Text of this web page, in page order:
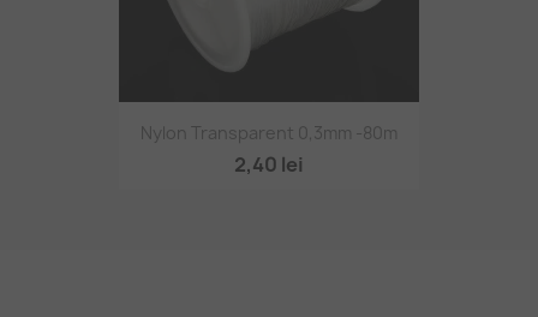
Nylon Transparent 0,3mm -80m
2,40 lei